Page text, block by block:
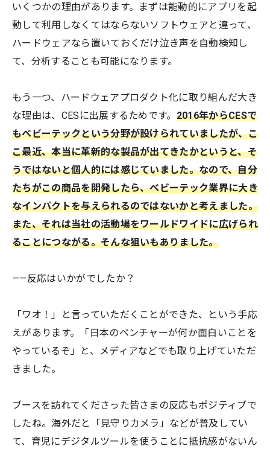
いくつかの理由があります。まずは能動的にアプリを起
動して利用しなくてはならないソフトウェアと違って、
ハードウェアなら置いておくだけ泣き声を自動検知し
て、分析することも可能になります。
もう一つ、ハードウェアプロダクト化に取り組んだ大き
な理由は、CESに出展するためです。 2016年からCESで
もベビーテックという分野が設けられていましたが、こ
こ最近、本当に革新的な製品が出てきたかというと、そ
うではないと個人的には感じていました。なので、自分
たちがこの商品を開発したら、ベビーテック業界に大き
なインパクトを与えられるのではないかと考えました。
また、それは当社の活動場をワールドワイドに広げられ
ることにつながる。そんな狙いもありました。
——反応はいかがでしたか？
「ワオ！」と言っていただくことができた、という手応
えがあります。「日本のベンチャーが何か面白いことを
やっているぞ」と、メディアなどでも取り上げていただ
きました。
ブースを訪れてくださった皆さまの反応もポジティブで
したね。海外だと「見守りカメラ」などが普及してい
て、育児にデジタルツールを使うことに抵抗感がないん